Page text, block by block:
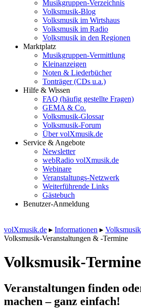
Musikgruppen-Verzeichnis
Volksmusik-Blog
Volksmusik im Wirtshaus
Volksmusik im Radio
Volksmusik in den Regionen
Marktplatz
Musikgruppen-Vermittlung
Kleinanzeigen
Noten & Liederbücher
Tonträger (CDs u.a.)
Hilfe & Wissen
FAQ (häufig gestellte Fragen)
GEMA & Co.
Volksmusik-Glossar
Volksmusik-Forum
Über volXmusik.de
Service & Angebote
Newsletter
webRadio volXmusik.de
Webinare
Veranstaltungs-Netzwerk
Weiterführende Links
Gästebuch
Benutzer-Anmeldung
volXmusik.de ▸ Informationen ▸
Volksmusik-Veranstaltungen & -Termine
Volksmusik-Termine
Veranstaltungen finden
machen – ganz einfach!